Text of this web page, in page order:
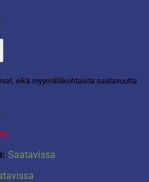
eikä myymäläkohtaista saatavuutta
Saatavissa